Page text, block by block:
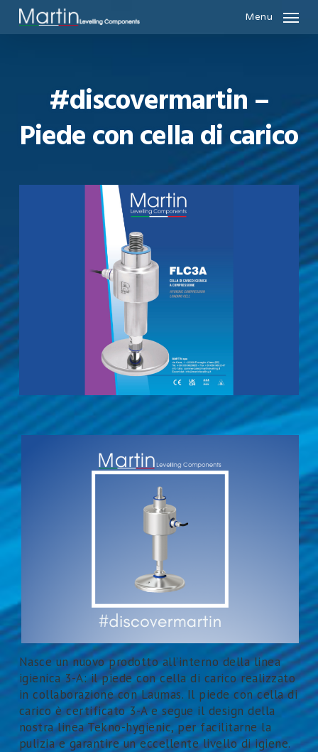
Skip
Menu
#discovermartin –
Piede con cella di carico
Nasce un nuovo prodotto all’interno della linea
igienica 3-A: il piede con cella di carico realizzato
in collaborazione con Laumas. Il piede con cella di
carico è certificato 3-A e segue il design della
nostra linea Tekno-hygienic, per facilitarne la
pulizia e garantire un eccellente livello di igiene.